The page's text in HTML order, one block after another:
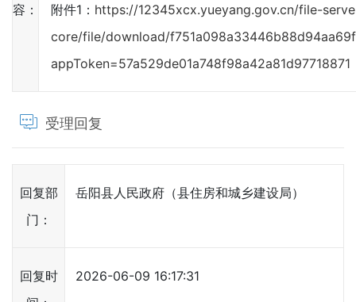
容：
附件1： https://12345xcx.yueyang.gov.cn/file-
core/file/download/
appToken=57a529de01a748f98a42a81d97718871
受理回复
回复部
门：
岳阳县人民政府（县住房和城乡建设局）
回复时
2026-06-09 16:17:31